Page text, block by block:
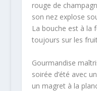
rouge de
son nez explose
La bouche est à la
toujours sur les
Gourmandise
soirée d’été avec
un magret à la